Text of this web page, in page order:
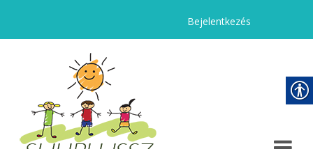
Bejelentkezés